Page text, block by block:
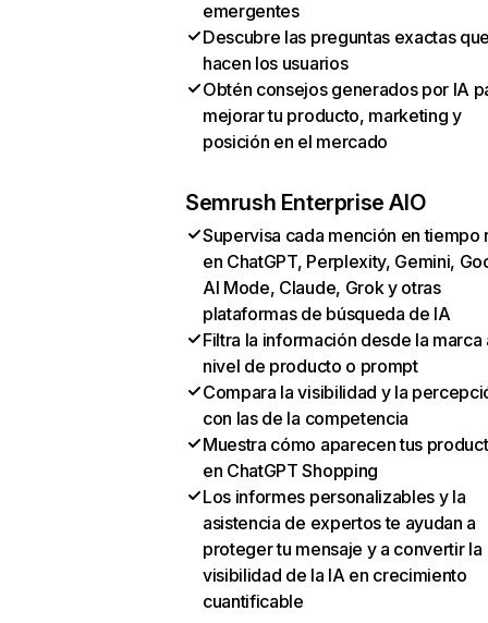
emergentes
Descubre las preguntas exactas
hacen los usuarios
Obtén consejos generados por IA
mejorar tu producto, marketing y
posición en el mercado
Semrush Enterprise AIO
Supervisa cada mención en tiempo
en ChatGPT, Perplexity, Gemini,
AI Mode, Claude, Grok y otras
plataformas de búsqueda de IA
Filtra la información desde la marca
nivel de producto o prompt
Compara la visibilidad y la
con las de la competencia
Muestra cómo aparecen tus
en ChatGPT Shopping
Los informes personalizables y la
asistencia de expertos te ayudan a
proteger tu mensaje y a convertir la
visibilidad de la IA en crecimiento
cuantificable